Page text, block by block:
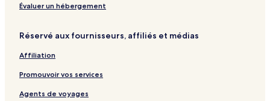
&
a
t
m
e
n
Évaluer un hébergement
Réservé aux fournisseurs, affiliés et médias
Affiliation
Promouvoir vos services
Agents de voyages